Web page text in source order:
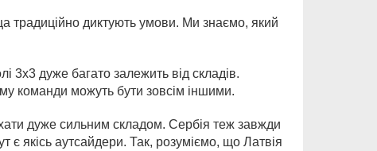
традиційно диктують умови. Ми знаємо, який
3х3 дуже багато залежить від складів.
команди можуть бути зовсім іншими.
дуже сильним складом. Сербія теж завжди
є якісь аутсайдери. Так, розуміємо, що Латвія